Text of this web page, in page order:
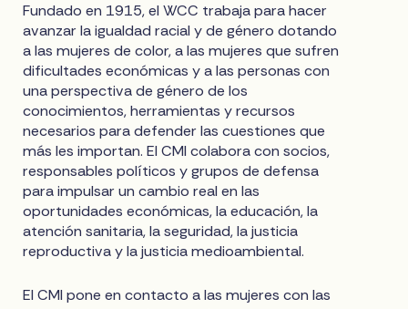
Fundado en 1915, el WCC trabaja para hacer
avanzar la igualdad racial y de género dotando
a las mujeres de color, a las mujeres que sufren
dificultades económicas y a las personas con
una perspectiva de género de los
conocimientos, herramientas y recursos
necesarios para defender las cuestiones que
más les importan. El CMI colabora con socios,
responsables políticos y grupos de defensa
para impulsar un cambio real en las
oportunidades económicas, la educación, la
atención sanitaria, la seguridad, la justicia
reproductiva y la justicia medioambiental.
El CMI pone en contacto a las mujeres con las